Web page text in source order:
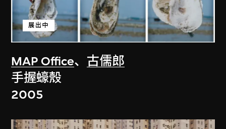
MAP Office、 古儒郎
展出中
手握蠔殼
2005